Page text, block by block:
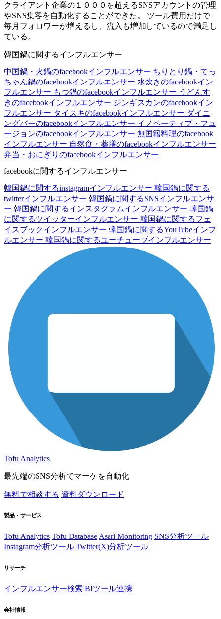
クライアント企業の１０００を超えるSNSアカウントの管理
やSNS集客を自動化することができた。 ツール費用だけで
毎月フォロワーが増えるし、流入も増加しているので満足し
ている。
韓国鍋に関するインフルエンサー
中国鍋・火鍋のfacebookインフルエンサー ちりとり鍋・てっ
ちゃん鍋のfacebookインフルエンサー 水炊きのfacebookイン
フルエンサー もつ鍋のfacebookインフルエンサー うどんす
きのfacebookインフルエンサー ジンギスカンのfacebookイン
フルエンサー タイスキのfacebookインフルエンサー ダイニ
ングバーのfacebookインフルエンサー イノベーティブ・フュ
ージョンのfacebookインフルエンサー 無国籍料理のfacebook
インフルエンサー 自然食・薬膳のfacebookインフルエンサー
弁当・おにぎりのfacebookインフルエンサー
facebookに関するインフルエンサー
韓国鍋に関するinstagramインフルエンサー 韓国鍋に関する
twitterインフルエンサー 韓国鍋に関するSNSインフルエンサ
ー 韓国鍋に関するインスタグラムインフルエンサー 韓国鍋
に関するツイッターインフルエンサー 韓国鍋に関するフェ
イスブックインフルエンサー 韓国鍋に関するYouTubeインフ
ルエンサー 韓国鍋に関するユーチューブインフルエンサー
Tofu Analytics
最先端のSNS分析でマーケを自動化
無料で相談する 資料ダウンロード
製品・サービス
Tofu Analytics Tofu Database Asari Monitoring SNS分析ツール
Instagram分析ツール Twitter(X)分析ツール
リサーチ
インフルエンサー検索 BIツール連携
会社情報